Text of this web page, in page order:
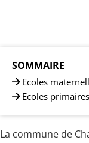
SOMMAIRE
Ecoles
Ecoles primaires
La commune de